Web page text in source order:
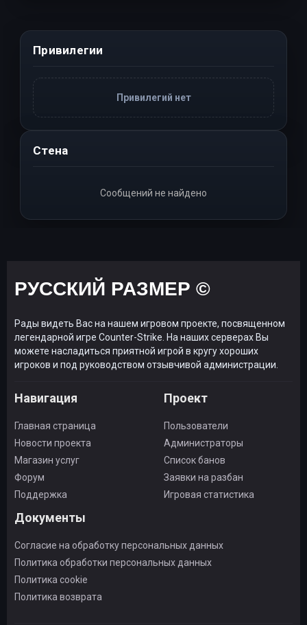
Привилегии
Привилегий нет
Стена
Сообщений не найдено
РУССКИЙ РАЗМЕР ©
Рады видеть Вас на нашем игровом проекте, посвященном
легендарной игре Counter-Strike. На наших серверах Вы
можете насладиться приятной игрой в кругу хороших
игроков и под руководством отзывчивой администрации.
Навигация
Главная страница
Новости проекта
Магазин услуг
Форум
Поддержка
Проект
Пользователи
Администраторы
Список банов
Заявки на разбан
Игровая статистика
Документы
Согласие на обработку персональных данных
Политика обработки персональных данных
Политика cookie
Политика возврата